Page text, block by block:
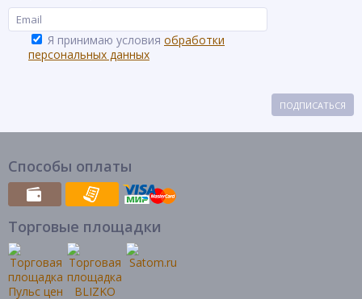
Я принимаю условия обработки
персональных данных
ПОДПИСАТЬСЯ
Способы оплаты
Торговые площадки